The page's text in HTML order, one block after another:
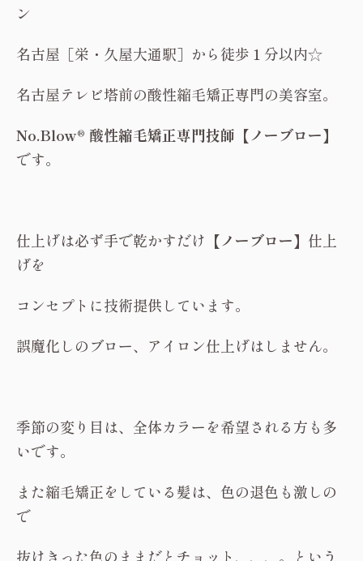
ン
名古屋［栄・久屋大通駅］から徒歩１分以内☆
名古屋テレビ塔前の酸性縮毛矯正専門の美容室。
No.Blow® 酸性縮毛矯正専門技師【ノーブロー】
です。
仕上げは必ず手で乾かすだけ 【ノーブロー】 仕上
げを
コンセプトに技術提供しています。
誤魔化しのブロー、アイロン仕上げはしません。
季節の変り目は、全体カラーを希望される方も多
いです。
また縮毛矯正をしている髪は、色の退色も激しの
で
抜けきった色のままだとチョット、、、。という